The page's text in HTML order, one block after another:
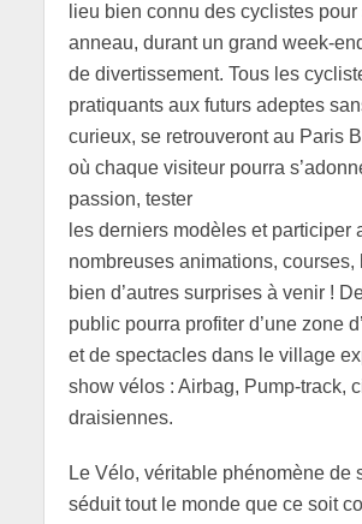
lieu bien connu des cyclistes
anneau, durant un grand week-
de divertissement. Tous les
pratiquants aux futurs adeptes
curieux, se retrouveront au Paris
où chaque visiteur pourra
passion, tester
les derniers modèles et participer
nombreuses animations, courses,
bien d’autres surprises à venir !
public pourra profiter d’une zone
et de spectacles dans le village
show vélos : Airbag, Pump-track,
draisiennes.
Le Vélo, véritable phénomène de
séduit tout le monde que ce soit